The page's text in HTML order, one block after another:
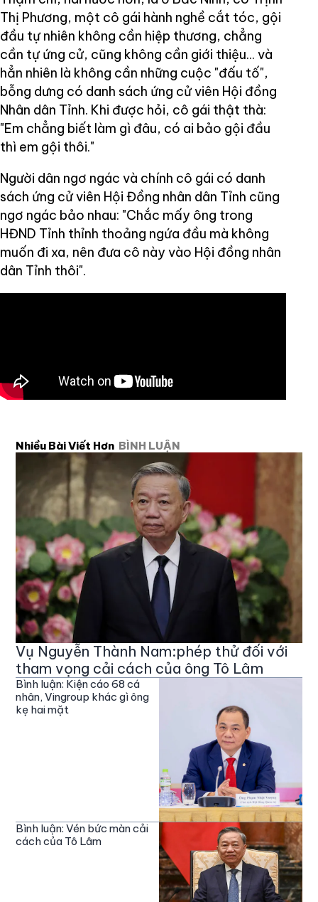
Thị Phương, một cô gái hành nghề cắt tóc, gội
đầu tự nhiên không cần hiệp thương, chẳng
cần tự ứng cử, cũng không cần giới thiệu... và
hẳn nhiên là không cần những cuộc "đấu tố",
bỗng dưng có danh sách ứng cử viên Hội đồng
Nhân dân Tỉnh. Khi được hỏi, cô gái thật thà:
"Em chẳng biết làm gì đâu, có ai bảo gội đầu
thì em gội thôi."
Người dân ngơ ngác và chính cô gái có danh
sách ứng cử viên Hội Đồng nhân dân Tỉnh cũng
ngơ ngác bảo nhau: "Chắc mấy ông trong
HĐND Tỉnh thỉnh thoảng ngứa đầu mà không
muốn đi xa, nên đưa cô này vào Hội đồng nhân
dân Tỉnh thôi".
Nhiều Bài Viết Hơn BÌNH LUẬN
Vụ Nguyễn Thành Nam:phép thử đối với
tham vọng cải cách của ông Tô Lâm
Bình luận: Kiện cáo 68 cá
nhân, Vingroup khác gì ông
kẹ hai mặt
Bình luận: Vén bức màn cải
cách của Tô Lâm